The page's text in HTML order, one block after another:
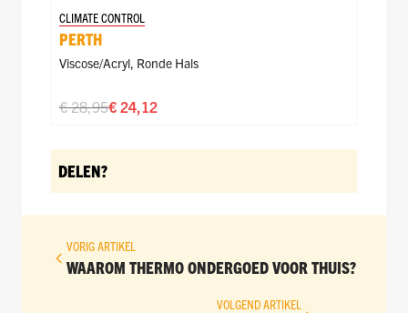
CLIMATE CONTROL
PERTH
Viscose/acryl, Ronde Hals
€ 24,12
€ 28,95
DELEN?
VORIG ARTIKEL
WAAROM THERMO ONDERGOED VOOR THUIS?
VOLGEND ARTIKEL